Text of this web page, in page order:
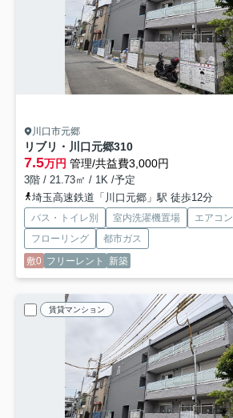
川口市元郷
リブリ・川口元郷310
7.5万円 管理/共益費3,000円
3階 / 21.73㎡ / 1K /予定
埼玉高速鉄道「川口元郷」駅 徒歩12分
バス・トイレ別 室内洗濯機置場 エアコン
フローリング
都市ガス
敷0 フリーレント 新築
賃貸マンション